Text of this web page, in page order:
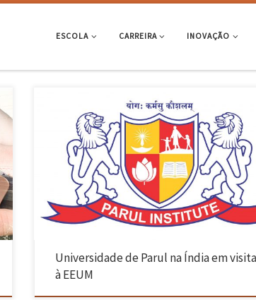
ESCOLA CARREIRA INOVAÇÃO
A Escola de Engenharia da Universidade do Minho recebeu, no
passado dia 20 de setembro, a Universidade de Parul, da Índia. A
universidade indiana fez-se representar por Preeti Nair, Professora
Associada e Diretora do Gabinete de Internacionalização, e foi
recebida pelo Presidente da Escola de Engenharia, João L.
Universidade de Parul na Índia em visita
à EEUM